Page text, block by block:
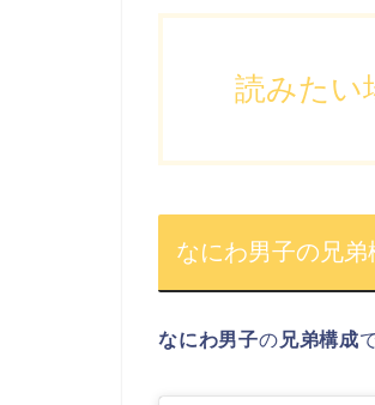
読みたい
なにわ男子の兄弟
なにわ男子の 兄弟構成